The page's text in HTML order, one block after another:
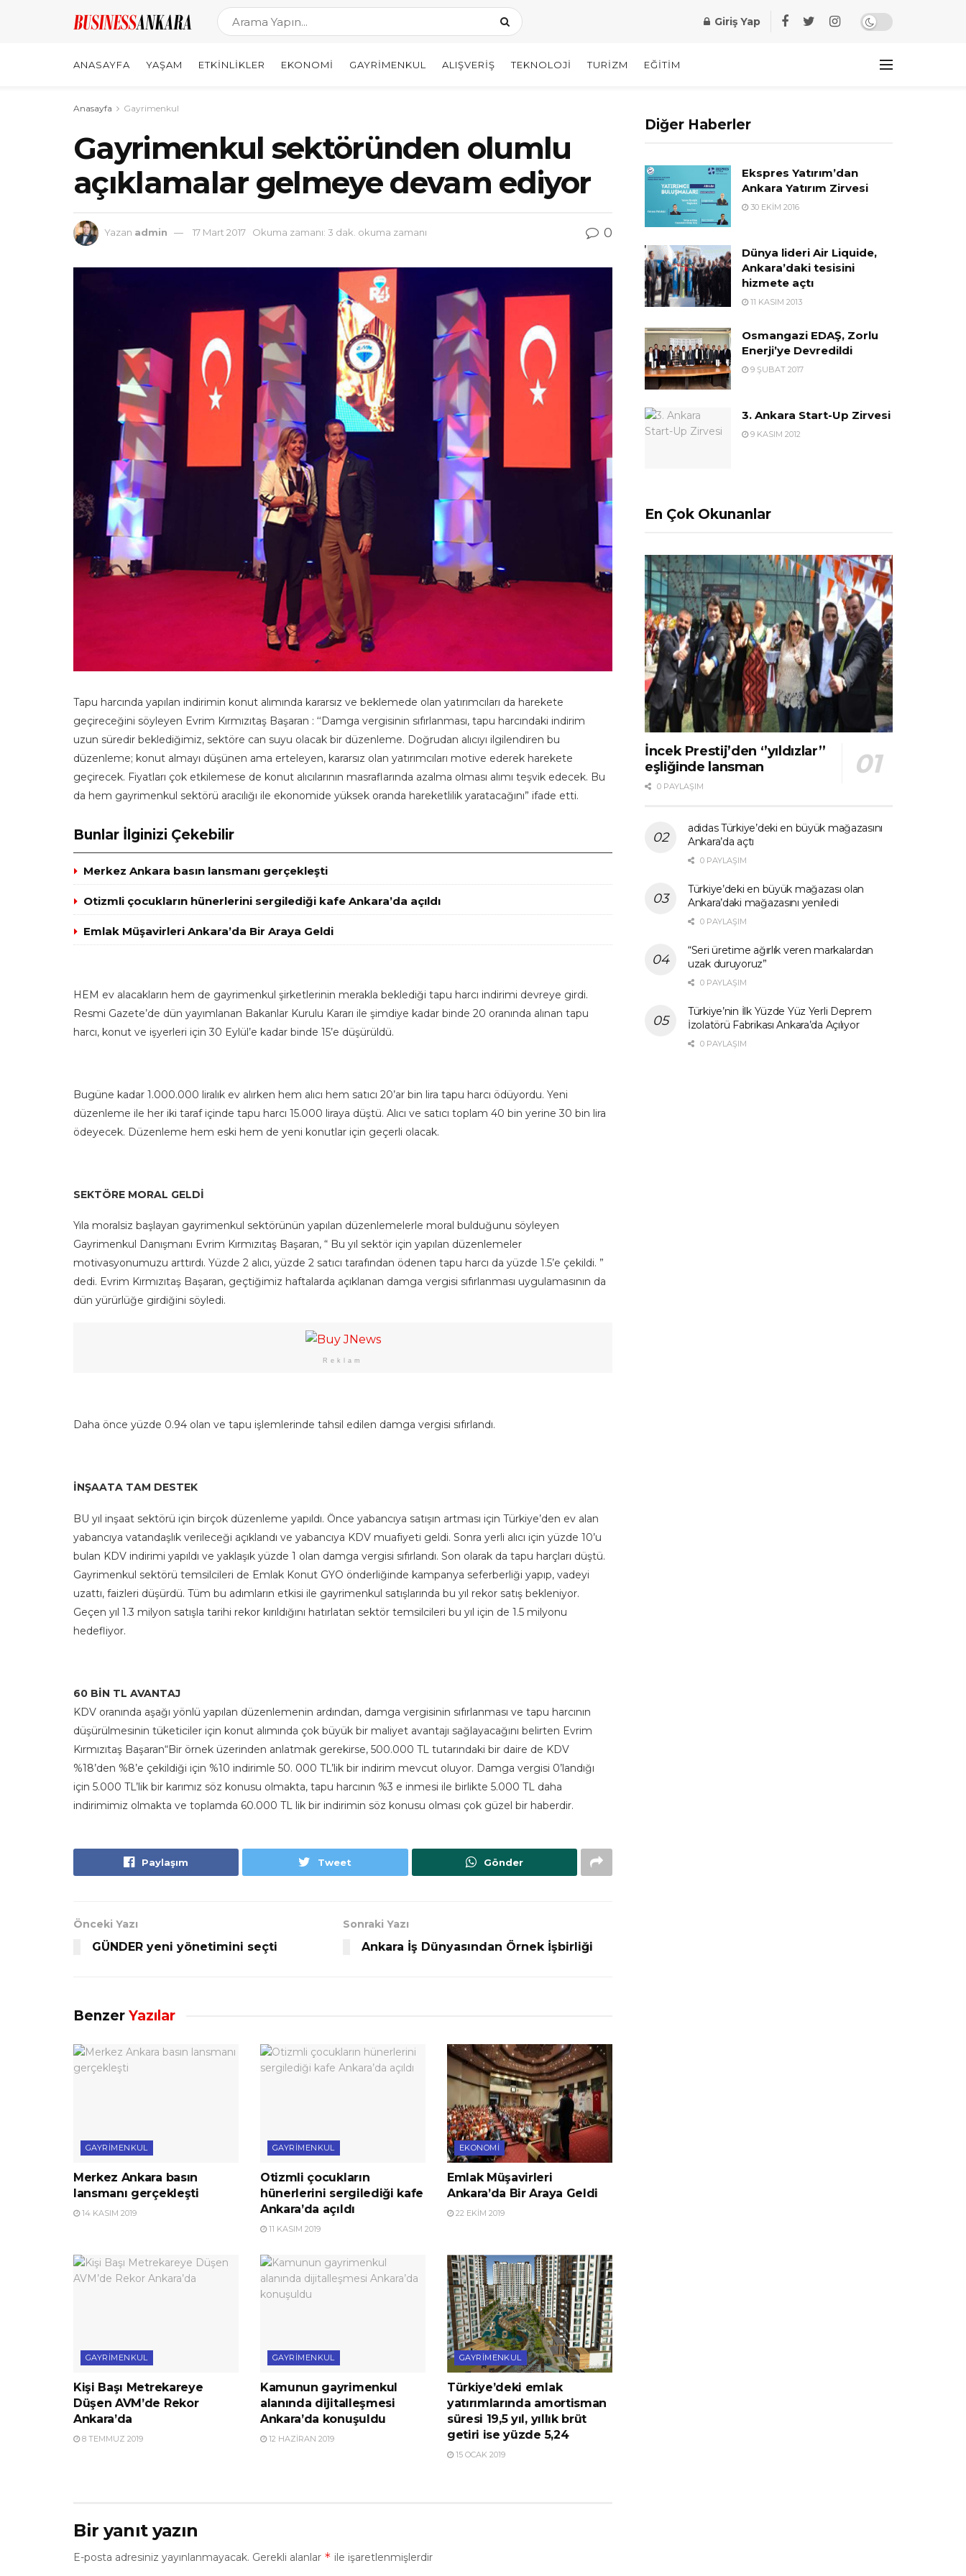
Giriş Yap
ANASAYFA YAŞAM ETKINLIKLER EKONOMI GAYRIMENKUL ALIŞVERIŞ TEKNOLOJI TURIZM EĞITIM
Anasayfa Gayrimenkul
Gayrimenkul sektöründen olumlu
açıklamalar gelmeye devam ediyor
Yazan admin 17 Mart 2017 Okuma zamanı: 3 dak. okuma zamanı 0
Tapu harcında yapılan indirimin konut alımında kararsız ve beklemede olan yatırımcıları da harekete
geçireceğini söyleyen Evrim Kırmızıtaş Başaran : ‘‘Damga vergisinin sıfırlanması, tapu harcındaki indirim
uzun süredir beklediğimiz, sektöre can suyu olacak bir düzenleme. Doğrudan alıcıyı ilgilendiren bu
düzenleme; konut almayı düşünen ama erteleyen, kararsız olan yatırımcıları motive ederek harekete
geçirecek. Fiyatları çok etkilemese de konut alıcılarının masraflarında azalma olması alımı teşvik edecek. Bu
da hem gayrimenkul sektörü aracılığı ile ekonomide yüksek oranda hareketlilik yaratacağını” ifade etti.
Bunlar İlginizi Çekebilir
Merkez Ankara basın lansmanı gerçekleşti
Otizmli çocukların hünerlerini sergilediği kafe Ankara’da açıldı
Emlak Müşavirleri Ankara’da Bir Araya Geldi
HEM ev alacakların hem de gayrimenkul şirketlerinin merakla beklediği tapu harcı indirimi devreye girdi.
Resmi Gazete’de dün yayımlanan Bakanlar Kurulu Kararı ile şimdiye kadar binde 20 oranında alınan tapu
harcı, konut ve işyerleri için 30 Eylül’e kadar binde 15’e düşürüldü.
Bugüne kadar 1.000.000 liralık ev alırken hem alıcı hem satıcı 20’ar bin lira tapu harcı ödüyordu. Yeni
düzenleme ile her iki taraf içinde tapu harcı 15.000 liraya düştü. Alıcı ve satıcı toplam 40 bin yerine 30 bin lira
ödeyecek. Düzenleme hem eski hem de yeni konutlar için geçerli olacak.
SEKTÖRE MORAL GELDİ
Yıla moralsiz başlayan gayrimenkul sektörünün yapılan düzenlemelerle moral bulduğunu söyleyen
Gayrimenkul Danışmanı Evrim Kırmızıtaş Başaran, “ Bu yıl sektör için yapılan düzenlemeler
motivasyonumuzu arttırdı. Yüzde 2 alıcı, yüzde 2 satıcı tarafından ödenen tapu harcı da yüzde 1.5’e çekildi. ”
dedi. Evrim Kırmızıtaş Başaran, geçtiğimiz haftalarda açıklanan damga vergisi sıfırlanması uygulamasının da
dün yürürlüğe girdiğini söyledi.
Reklam
Daha önce yüzde 0.94 olan ve tapu işlemlerinde tahsil edilen damga vergisi sıfırlandı.
İNŞAATA TAM DESTEK
BU yıl inşaat sektörü için birçok düzenleme yapıldı. Önce yabancıya satışın artması için Türkiye’den ev alan
yabancıya vatandaşlık verileceği açıklandı ve yabancıya KDV muafiyeti geldi. Sonra yerli alıcı için yüzde 10’u
bulan KDV indirimi yapıldı ve yaklaşık yüzde 1 olan damga vergisi sıfırlandı. Son olarak da tapu harçları düştü.
Gayrimenkul sektörü temsilcileri de Emlak Konut GYO önderliğinde kampanya seferberliği yapıp, vadeyi
uzattı, faizleri düşürdü. Tüm bu adımların etkisi ile gayrimenkul satışlarında bu yıl rekor satış bekleniyor.
Geçen yıl 1.3 milyon satışla tarihi rekor kırıldığını hatırlatan sektör temsilcileri bu yıl için de 1.5 milyonu
hedefliyor.
60 BİN TL AVANTAJ
KDV oranında aşağı yönlü yapılan düzenlemenin ardından, damga vergisinin sıfırlanması ve tapu harcının
düşürülmesinin tüketiciler için konut alımında çok büyük bir maliyet avantajı sağlayacağını belirten Evrim
Kırmızıtaş Başaran“Bir örnek üzerinden anlatmak gerekirse, 500.000 TL tutarındaki bir daire de KDV
%18’den %8’e çekildiği için %10 indirimle 50. 000 TL’lik bir indirim mevcut oluyor. Damga vergisi 0’landığı
için 5.000 TL’lik bir karımız söz konusu olmakta, tapu harcının %3 e inmesi ile birlikte 5.000 TL daha
indirimimiz olmakta ve toplamda 60.000 TL lik bir indirimin söz konusu olması çok güzel bir haberdir.
Paylaşım Tweet Gönder
Önceki Yazı
GÜNDER yeni yönetimini seçti
Sonraki Yazı
Ankara İş Dünyasından Örnek İşbirliği
Benzer Yazılar
GAYRIMENKUL
Merkez Ankara basın
lansmanı gerçekleşti
14 KASIM 2019
GAYRIMENKUL
Otizmli çocukların
hünerlerini sergilediği kafe
Ankara’da açıldı
11 KASIM 2019
EKONOMI
Emlak Müşavirleri
Ankara’da Bir Araya Geldi
22 EKIM 2019
GAYRIMENKUL
Kişi Başı Metrekareye
Düşen AVM’de Rekor
Ankara’da
8 TEMMUZ 2019
GAYRIMENKUL
Kamunun gayrimenkul
alanında dijitalleşmesi
Ankara’da konuşuldu
12 HAZIRAN 2019
GAYRIMENKUL
Türkiye’deki emlak
yatırımlarında amortisman
süresi 19,5 yıl, yıllık brüt
getiri ise yüzde 5,24
15 OCAK 2019
Bir yanıt yazın
E-posta adresiniz yayınlanmayacak. Gerekli alanlar * ile işaretlenmişlerdir
Diğer Haberler
Ekspres Yatırım’dan
Ankara Yatırım Zirvesi
30 EKIM 2016
Dünya lideri Air Liquide,
Ankara’daki tesisini
hizmete açtı
11 KASIM 2013
Osmangazi EDAŞ, Zorlu
Enerji’ye Devredildi
9 ŞUBAT 2017
3. Ankara Start-Up Zirvesi
9 KASIM 2012
En Çok Okunanlar
İncek Prestij’den ‘’yıldızlar’’
eşliğinde lansman
0 PAYLAŞIM
adidas Türkiye’deki en büyük mağazasını
Ankara’da açtı
0 PAYLAŞIM
Türkiye’deki en büyük mağazası olan
Ankara’daki mağazasını yeniledi
0 PAYLAŞIM
“Seri üretime ağırlık veren markalardan
uzak duruyoruz”
0 PAYLAŞIM
Türkiye’nin İlk Yüzde Yüz Yerli Deprem
İzolatörü Fabrikası Ankara’da Açılıyor
0 PAYLAŞIM